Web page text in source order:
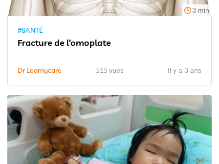
3 min
#SANTÉ
Fracture de l’omoplate
Dr Learnycare 515 vues Il y a 3 ans